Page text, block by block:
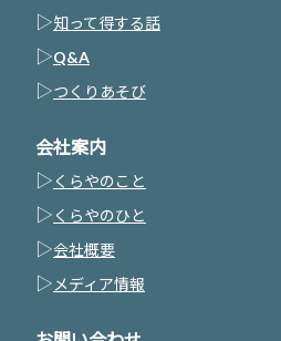
▷知って得する話
▷Q&A
▷つくりあそび
会社案内
▷ くらやのこと
▷ くらやのひと
▷会社概要
▷ メディア情報